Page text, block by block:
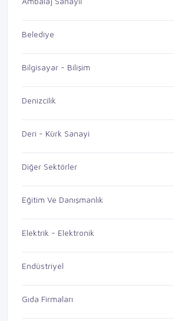
Belediye
Bilgisayar - Bilişim
Denizcilik
Deri - Kürk Sanayi
Diğer Sektörler
Eğitim Ve Danışmanlık
Elektrik - Elektronik
Endüstriyel
Gıda Firmaları